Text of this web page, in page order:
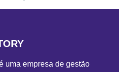
uma empresa de gestão